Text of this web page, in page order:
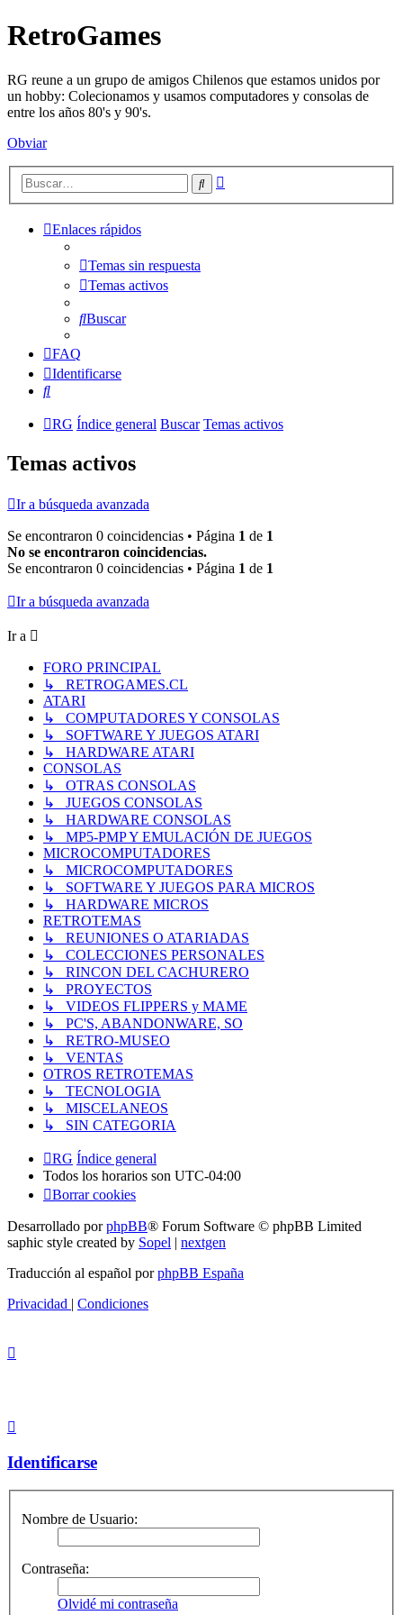
RetroGames
RG reune a un grupo de amigos Chilenos que estamos unidos por
un hobby: Colecionamos y usamos computadores y consolas de
entre los años 80's y 90's.
Obviar
Buscar
Enlaces rápidos
Temas sin respuesta
Temas activos
Buscar
FAQ
Identificarse
Buscar
RG Índice general Buscar Temas activos
Temas activos
Ir a búsqueda avanzada
Se encontraron 0 coincidencias • Página 1 de 1
No se encontraron coincidencias.
Se encontraron 0 coincidencias • Página 1 de 1
Ir a búsqueda avanzada
Ir a
FORO PRINCIPAL
↳ RETROGAMES.CL
ATARI
↳ COMPUTADORES Y CONSOLAS
↳ SOFTWARE Y JUEGOS ATARI
↳ HARDWARE ATARI
CONSOLAS
↳ OTRAS CONSOLAS
↳ JUEGOS CONSOLAS
↳ HARDWARE CONSOLAS
↳ MP5-PMP Y EMULACIÓN DE JUEGOS
MICROCOMPUTADORES
↳ MICROCOMPUTADORES
↳ SOFTWARE Y JUEGOS PARA MICROS
↳ HARDWARE MICROS
RETROTEMAS
↳ REUNIONES O ATARIADAS
↳ COLECCIONES PERSONALES
↳ RINCON DEL CACHURERO
↳ PROYECTOS
↳ VIDEOS FLIPPERS y MAME
↳ PC'S, ABANDONWARE, SO
↳ RETRO-MUSEO
↳ VENTAS
OTROS RETROTEMAS
↳ TECNOLOGIA
↳ MISCELANEOS
↳ SIN CATEGORIA
RG Índice general
Todos los horarios son UTC-04:00
Borrar cookies
Desarrollado porphpBB® Forum Software © phpBB Limited
saphic style created by Sopel | nextgen
Traducción al español porphpBB España
Privacidad | Condiciones
Identificarse
Nombre de Usuario:
Contraseña:
Olvidé mi contraseña